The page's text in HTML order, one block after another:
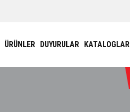
ÜRÜNLER DUYURULAR KATALOGLAR